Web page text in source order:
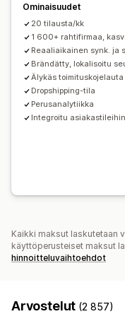
Ominaisuudet
20 tilausta/kk
1 600+ rahtifirmaa,
Reaaliaikainen synk. ja
Brändätty, lokalisoitu
Älykäs toimituskojelauta
Dropshipping-tila
Perusanalytiikka
Integroitu asiakastileihin
Kaikki maksut laskutetaan
käyttöperusteiset maksut
hinnoitteluvaihtoehdot
Arvostelut (2 857)